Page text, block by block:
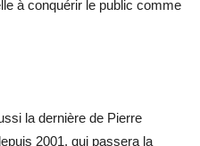
à conquérir le public comme
la dernière de Pierre
2001, qui passera la